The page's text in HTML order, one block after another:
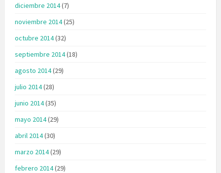
diciembre 2014(7)
noviembre 2014(25)
octubre 2014(32)
septiembre 2014(18)
agosto 2014(29)
julio 2014(28)
junio 2014(35)
mayo 2014(29)
abril 2014(30)
marzo 2014(29)
febrero 2014(29)